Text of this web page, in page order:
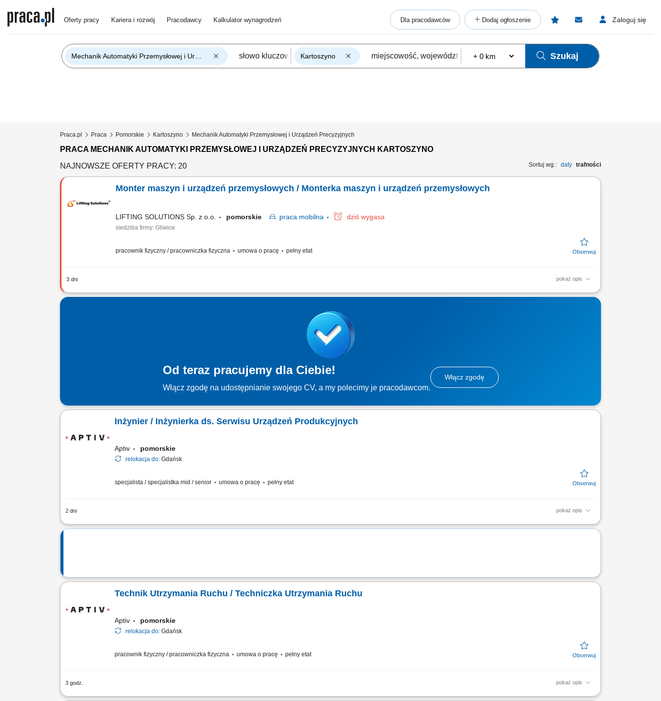
Oferty pracy Kariera i rozwój Pracodawcy Kalkulator wynagrodzeń Dla pracodawców Dodaj ogłoszenie Zaloguj się
Kartoszyno Szukaj
Praca.pl Praca Pomorskie Kartoszyno Mechanik Automatyki Przemysłowej i Urządzeń Precyzyjnych
PRACA MECHANIK AUTOMATYKI PRZEMYSŁOWEJ I URZĄDZEŃ PRECYZYJNYCH KARTOSZYNO
Sortuj wg.: daty trafności
NAJNOWSZE OFERTY PRACY: 20
Monter maszyn i urządzeń przemysłowych / Monterka maszyn i urządzeń przemysłowych
LIFTING SOLUTIONS Sp. z o.o. pomorskie praca mobilna dziś wygasa
siedziba firmy: Gliwice
pracownik fizyczny / pracowniczka fizyczna umowa o pracę pełny etat
3 dni pokaż opis
Zadania Mechaniczny montaż urządzeń, maszyn oraz stanowisk przemysłowych na podstawie rysunków technicznych; Integracja poszczególnych zespołów
Od teraz pracujemy dla Ciebie!
Włącz zgodę na udostępnianie swojego CV, a my polecimy je pracodawcom.
Włącz zgodę
Inżynier / Inżynierka ds. Serwisu Urządzeń Produkcyjnych
Aptiv pomorskie
relokacja do: Gdańsk
specjalista / specjalistka mid / senior umowa o pracę pełny etat
2 dni pokaż opis
Zadania Bieżący nadzór nad kondycją technologiczną maszyn i ich zgodnością z normami BHP. Natychmiastowe reagowanie na incydenty techniczne w celu
Technik Utrzymania Ruchu / Techniczka Utrzymania Ruchu
Aptiv pomorskie
relokacja do: Gdańsk
pracownik fizyczny / pracowniczka fizyczna umowa o pracę pełny etat
3 godz. pokaż opis
Zakres obowiązków: Nadzór nad stanem technicznym parku maszynowego. Wykonywanie przeglądów oraz usuwanie bieżących usterek na liniach montażowych.